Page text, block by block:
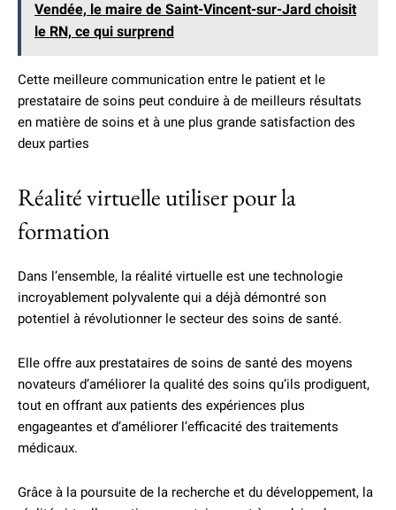
Vendée, le maire de Saint-Vincent-sur-Jard choisit
le RN, ce qui surprend
Cette meilleure communication entre le patient et le
prestataire de soins peut conduire à de meilleurs résultats
en matière de soins et à une plus grande satisfaction des
deux parties
Réalité virtuelle utiliser pour la
formation
Dans l’ensemble, la réalité virtuelle est une technologie
incroyablement polyvalente qui a déjà démontré son
potentiel à révolutionner le secteur des soins de santé.
Elle offre aux prestataires de soins de santé des moyens
novateurs d’améliorer la qualité des soins qu’ils prodiguent,
tout en offrant aux patients des expériences plus
engageantes et d’améliorer l’efficacité des traitements
médicaux.
Grâce à la poursuite de la recherche et du développement, la